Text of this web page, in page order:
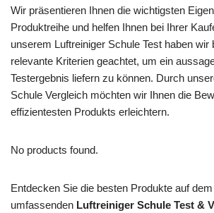
Wir präsentieren Ihnen die wichtigsten
Produktreihe und helfen Ihnen bei Ihrer
unserem Luftreiniger Schule Test haben wir
relevante Kriterien geachtet, um ein
Testergebnis liefern zu können. Durch
Schule Vergleich möchten wir Ihnen die
effizientesten Produkts erleichtern.
No products found.
Entdecken Sie die besten Produkte auf
umfassenden Luftreiniger Schule Test &